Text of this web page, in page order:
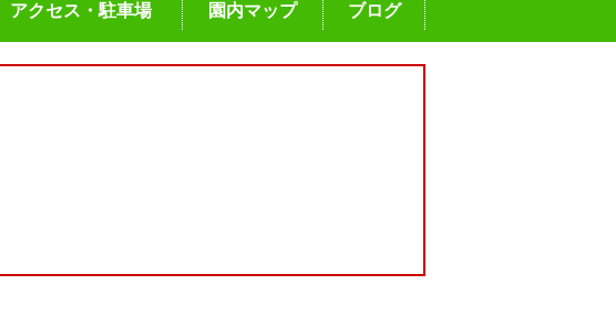
アクセス・駐車場 園内マップ ブログ